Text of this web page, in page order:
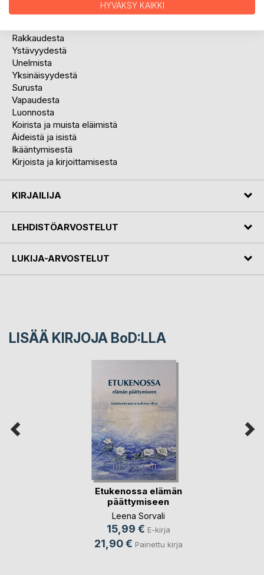
Elämänohjeista
Rakkaudesta
Ystävyydestä
Unelmista
Yksinäisyydestä
Surusta
Vapaudesta
Luonnosta
Koirista ja muista eläimistä
Äideistä ja isistä
Ikääntymisestä
Kirjoista ja kirjoittamisesta
KIRJAILIJA
LEHDISTÖARVOSTELUT
LUKIJA-ARVOSTELUT
LISÄÄ KIRJOJA BoD:LLA
Etukenossa elämän
päättymiseen
Leena Sorvali
15,99 € E-kirja
21,90 € Painettu kirja
HYVÄKSY KAIKKI